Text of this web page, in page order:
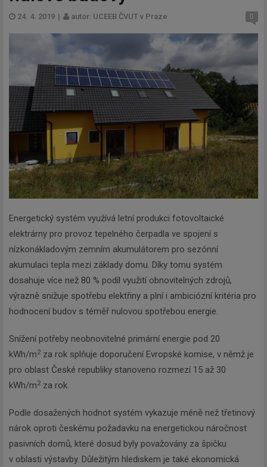
24. 4. 2019 | autor: UCEEB ČVUT v Praze 0
Energetický systém využívá letní produkci fotovoltaické
elektrárny pro provoz tepelného čerpadla ve spojení s
nízkonákladovým zemním akumulátorem pro sezónní
akumulaci tepla mezi základy domu. Díky tomu systém
dosahuje více než 80 % podíl využití obnovitelných zdrojů,
výrazně snižuje spotřebu elektřiny a plní i ambiciózní kritéria pro
hodnocení budov s téměř nulovou spotřebou energie.
Snížení potřeby neobnovitelné primární energie pod 20
kWh/m2 za rok splňuje doporučení Evropské komise, v němž je
pro oblast České republiky stanoveno rozmezí 15 až 30
kWh/m2 za rok.
Podle dosažených hodnot systém vykazuje méně než třetinový
nárok oproti českému požadavku na energetickou náročnost
pasivních domů, které dosud byly považovány za špičku
v oblasti výstavby. Důležitým hlediskem je také ekonomická